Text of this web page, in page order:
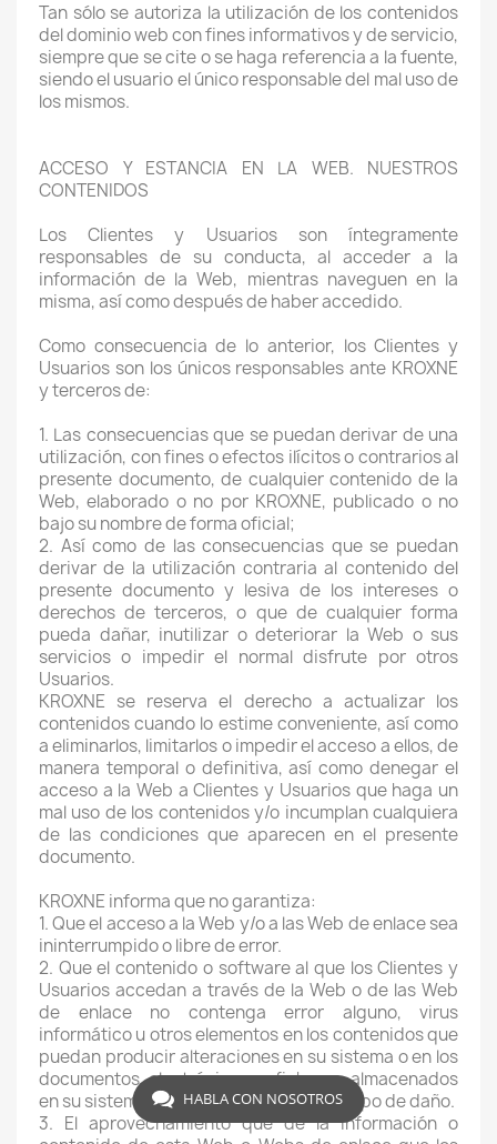
Tan sólo se autoriza la utilización de los contenidos
del dominio web con fines informativos y de servicio,
siempre que se cite o se haga referencia a la fuente,
siendo el usuario el único responsable del mal uso de
los mismos.
ACCESO Y ESTANCIA EN LA WEB. NUESTROS
CONTENIDOS
Los Clientes y Usuarios son íntegramente
responsables de su conducta, al acceder a la
información de la Web, mientras naveguen en la
misma, así como después de haber accedido.
Como consecuencia de lo anterior, los Clientes y
Usuarios son los únicos responsables ante KROXNE
y terceros de:
1. Las consecuencias que se puedan derivar de una
utilización, con fines o efectos ilícitos o contrarios al
presente documento, de cualquier contenido de la
Web, elaborado o no por KROXNE, publicado o no
bajo su nombre de forma oficial;
2. Así como de las consecuencias que se puedan
derivar de la utilización contraria al contenido del
presente documento y lesiva de los intereses o
derechos de terceros, o que de cualquier forma
pueda dañar, inutilizar o deteriorar la Web o sus
servicios o impedir el normal disfrute por otros
Usuarios.
KROXNE se reserva el derecho a actualizar los
contenidos cuando lo estime conveniente, así como
a eliminarlos, limitarlos o impedir el acceso a ellos, de
manera temporal o definitiva, así como denegar el
acceso a la Web a Clientes y Usuarios que haga un
mal uso de los contenidos y/o incumplan cualquiera
de las condiciones que aparecen en el presente
documento.
KROXNE informa que no garantiza:
1. Que el acceso a la Web y/o a las Web de enlace sea
ininterrumpido o libre de error.
2. Que el contenido o software al que los Clientes y
Usuarios accedan a través de la Web o de las Web
de enlace no contenga error alguno, virus
informático u otros elementos en los contenidos que
puedan producir alteraciones en su sistema o en los
documentos electrónicos y ficheros almacenados
en su sistema informático o cause otro tipo de daño.
3. El aprovechamiento que de la información o
HABLA CON NOSOTROS